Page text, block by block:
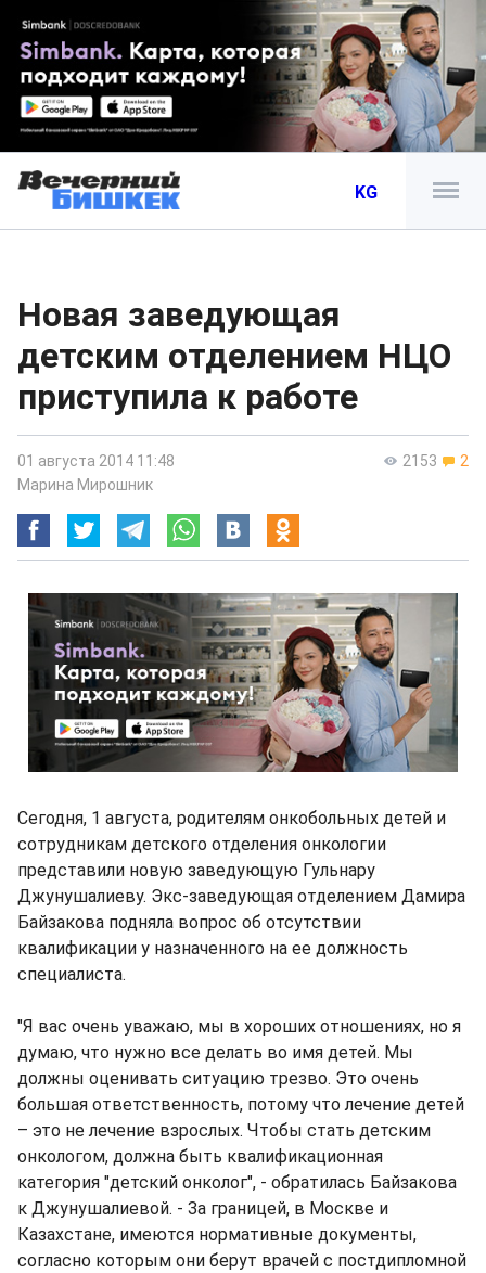
KG
Новая заведующая
детским отделением НЦО
приступила к работе
2153 2
01 августа 2014 11:48
Марина Мирошник
Сегодня, 1 августа, родителям онкобольных детей и
сотрудникам детского отделения онкологии
представили новую заведующую Гульнару
Джунушалиеву. Экс-заведующая отделением Дамира
Байзакова подняла вопрос об отсутствии
квалификации у назначенного на ее должность
специалиста.
"Я вас очень уважаю, мы в хороших отношениях, но я
думаю, что нужно все делать во имя детей. Мы
должны оценивать ситуацию трезво. Это очень
большая ответственность, потому что лечение детей
– это не лечение взрослых. Чтобы стать детским
онкологом, должна быть квалификационная
категория "детский онколог", - обратилась Байзакова
к Джунушалиевой. - За границей, в Москве и
Казахстане, имеются нормативные документы,
согласно которым они берут врачей с постдипломной